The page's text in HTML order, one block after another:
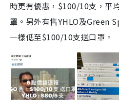
時更有優惠，$100/10支，平
罩。另外有售YHLO及Green
一樣低至$100/10支送口罩。